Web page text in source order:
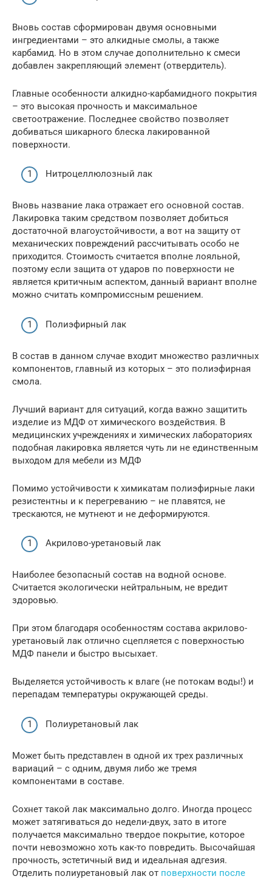
Вновь состав сформирован двумя основными
ингредиентами – это алкидные смолы, а также
карбамид. Но в этом случае дополнительно к смеси
добавлен закрепляющий элемент (отвердитель).
Главные особенности алкидно-карбамидного покрытия
– это высокая прочность и максимальное
светоотражение. Последнее свойство позволяет
добиваться шикарного блеска лакированной
поверхности.
Нитроцеллюлозный лак
Вновь название лака отражает его основной состав.
Лакировка таким средством позволяет добиться
достаточной влагоустойчивости, а вот на защиту от
механических повреждений рассчитывать особо не
приходится. Стоимость считается вполне лояльной,
поэтому если защита от ударов по поверхности не
является критичным аспектом, данный вариант вполне
можно считать компромиссным решением.
Полиэфирный лак
В состав в данном случае входит множество различных
компонентов, главный из которых – это полиэфирная
смола.
Лучший вариант для ситуаций, когда важно защитить
изделие из МДФ от химического воздействия. В
медицинских учреждениях и химических лабораториях
подобная лакировка является чуть ли не единственным
выходом для мебели из МДФ
Помимо устойчивости к химикатам полиэфирные лаки
резистентны и к перегреванию – не плавятся, не
трескаются, не мутнеют и не деформируются.
Акрилово-уретановый лак
Наиболее безопасный состав на водной основе.
Считается экологически нейтральным, не вредит
здоровью.
При этом благодаря особенностям состава акрилово-
уретановый лак отлично сцепляется с поверхностью
МДФ панели и быстро высыхает.
Выделяется устойчивость к влаге (не потокам воды!) и
перепадам температуры окружающей среды.
Полиуретановый лак
Может быть представлен в одной их трех различных
вариаций – с одним, двумя либо же тремя
компонентами в составе.
Сохнет такой лак максимально долго. Иногда процесс
может затягиваться до недели-двух, зато в итоге
получается максимально твердое покрытие, которое
почти невозможно хоть как-то повредить. Высочайшая
прочность, эстетичный вид и идеальная адгезия.
Отделить полиуретановый лак от поверхности после